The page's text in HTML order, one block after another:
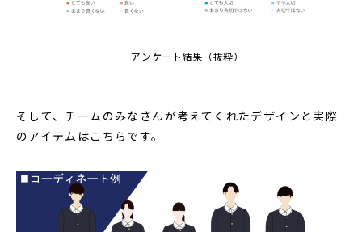
アンケート結果（抜粋）
そして、チームのみなさんが考えてくれたデザインと実際
のアイテムはこちらです。